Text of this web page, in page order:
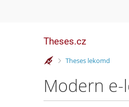
Theses.cz
>
Theses lekomd
Modern